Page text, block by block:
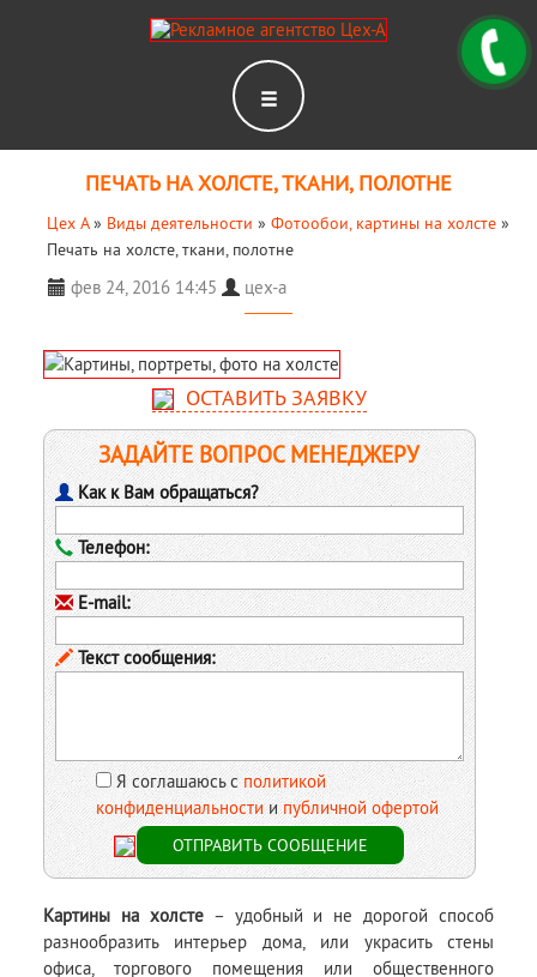
ПЕЧАТЬ НА ХОЛСТЕ, ТКАНИ, ПОЛОТНЕ
Цех А» Виды деятельности » Фотообои, картины на холсте »
Печать на холсте, ткани, полотне
фев 24, 2016 14:45 цех-а
ОСТАВИТЬ ЗАЯВКУ
ЗАДАЙТЕ ВОПРОС МЕНЕДЖЕРУ
Как к Вам обращаться?
Телефон:
E-mail:
Текст сообщения:
Я соглашаюсь сполитикой
конфиденциальностиипубличной офертой
Картины на холсте– удобный и не дорогой способ
разнообразить интерьер дома, или украсить стены
офиса, торгового помещения или общественного